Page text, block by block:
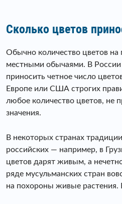
Сколько цветов
Обычно количество цветов на
местными обычаями. В России
приносить четное число
Европе или США строгих
любое количество цветов, не
значения.
В некоторых странах
российских — например, в
цветов дарят живым, а
ряде мусульманских стран
на похороны живые растения.